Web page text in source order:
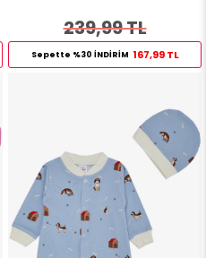
239,99 TL
Sepette %30 İNDİRİM 167,99 TL